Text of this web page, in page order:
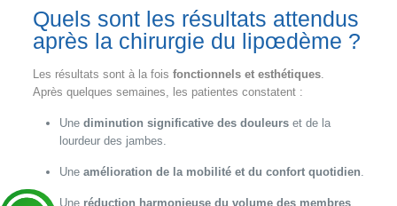
Quels sont les résultats attendus
après la chirurgie du lipœdème ?
Les résultats sont à la fois fonctionnels et esthétiques.
Après quelques semaines, les patientes constatent :
Une diminution significative des douleurset de la
lourdeur des jambes.
Une amélioration de la mobilité et du confort quotidien.
Une réduction harmonieuse du volume des membres.